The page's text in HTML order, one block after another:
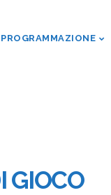
PROGRAMMAZIONE
GIOCO